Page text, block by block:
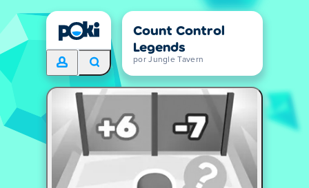
Count Control
Legends
por Jungle Tavern